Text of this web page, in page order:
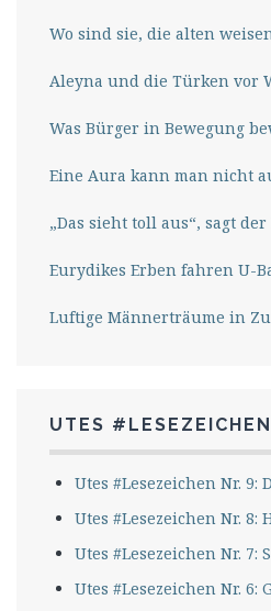
Wo sind sie, die alten
Aleyna und die Türken vor
Was Bürger in Bewegung
Eine Aura kann man nicht
„Das sieht toll aus“, sagt
Eurydikes Erben fahren U-
Luftige Männerträume in
UTES #LESEZEICHEN
Utes #Lesezeichen Nr. 9:
Utes #Lesezeichen Nr. 8:
Utes #Lesezeichen Nr.
Utes #Lesezeichen Nr.